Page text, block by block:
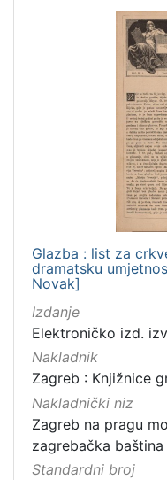
Glazba : list za
dramatsku
Novak]
Izdanje
Elektroničko izd.
Nakladnik
Zagreb : Knjižnice
Nakladnički niz
Zagreb na pragu
zagrebačka baština
Standardni broj